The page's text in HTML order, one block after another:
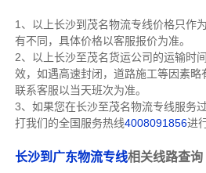
1、以上长沙到茂名物流专线价格只作
有不同，具体价格以客服报价为准。
2、以上长沙至茂名货运公司的运输时
效，如遇高速封闭，道路施工等因素
联系客服以当天班次为准。
3、如果您在长沙至茂名物流专线服务
打我们的全国服务热线4008091856进
长沙到广东物流专线相关线路查询